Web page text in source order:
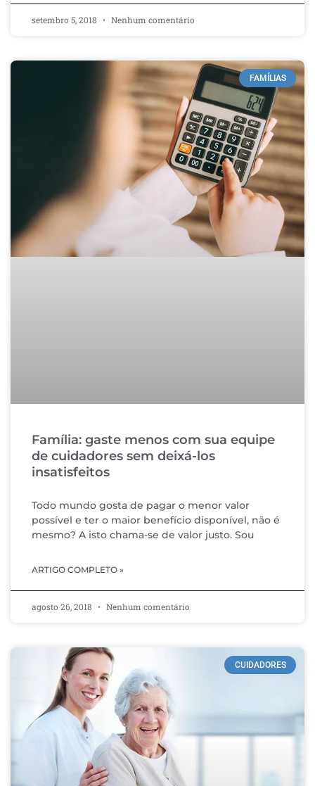
setembro 5, 2018 Nenhum comentário
FAMÍLIAS
Família: gaste menos com sua equipe
de cuidadores sem deixá-los
insatisfeitos
Todo mundo gosta de pagar o menor valor
possível e ter o maior benefício disponível, não é
mesmo? A isto chama-se de valor justo. Sou
ARTIGO COMPLETO »
agosto 26, 2018 Nenhum comentário
CUIDADORES